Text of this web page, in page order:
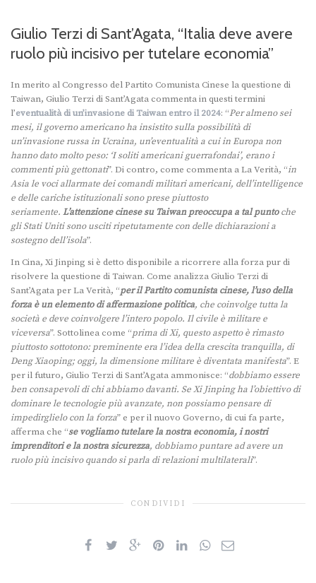
Giulio Terzi di Sant’Agata, “Italia deve avere
ruolo più incisivo per tutelare economia”
In merito al Congresso del Partito Comunista Cinese la questione di
Taiwan, Giulio Terzi di Sant’Agata commenta in questi termini
l’eventualità di un’invasione di Taiwan entro il 2024: “Per almeno sei
mesi, il governo americano ha insistito sulla possibilità di
un’invasione russa in Ucraina, un’eventualità a cui in Europa non
hanno dato molto peso: ‘I soliti americani guerrafondai’, erano i
commenti più gettonati”. Di contro, come commenta a La Verità, “in
Asia le voci allarmate dei comandi militari americani, dell’intelligence
e delle cariche istituzionali sono prese piuttosto
seriamente. L’attenzione cinese su Taiwan preoccupa a tal puntoche
gli Stati Uniti sono usciti ripetutamente con delle dichiarazioni a
sostegno dell’isola”.
In Cina, Xi Jinping si è detto disponibile a ricorrere alla forza pur di
risolvere la questione di Taiwan. Come analizza Giulio Terzi di
Sant’Agata per La Verità, “per il Partito comunista cinese, l’uso della
forza è un elemento di affermazione politica, che coinvolge tutta la
società e deve coinvolgere l’intero popolo. Il civile è militare e
viceversa”. Sottolinea come “prima di Xi, questo aspetto è rimasto
piuttosto sottotono: preminente era l’idea della crescita tranquilla, di
Deng Xiaoping; oggi, la dimensione militare è diventata manifesta”. E
per il futuro, Giulio Terzi di Sant’Agata ammonisce: “dobbiamo essere
ben consapevoli di chi abbiamo davanti. Se Xi Jinping ha l’obiettivo di
dominare le tecnologie più avanzate, non possiamo pensare di
impedirglielo con la forza” e per il nuovo Governo, di cui fa parte,
afferma che “se vogliamo tutelare la nostra economia, i nostri
imprenditori e la nostra sicurezza, dobbiamo puntare ad avere un
ruolo più incisivo quando si parla di relazioni multilaterali”.
CONDIVIDI